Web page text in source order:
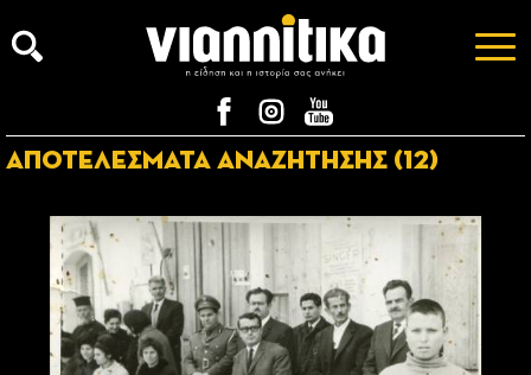
ΑΠΟΤΕΛΕΣΜΑΤΑ ΑΝΑΖΗΤΗΣΗΣ (12)